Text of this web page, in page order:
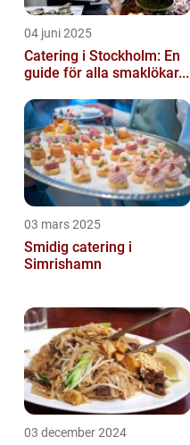
04 juni 2025
Catering i Stockholm: En
guide för alla smaklökar...
03 mars 2025
Smidig catering i
Simrishamn
03 december 2024